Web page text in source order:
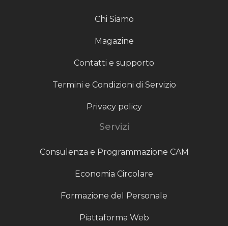
Chi Siamo
Magazine
Contatti e supporto
Termini e Condizioni di Servizio
Privacy policy
Servizi
Consulenza e Programmazione CAM
Economia Circolare
Formazione del Personale
Piattaforma Web